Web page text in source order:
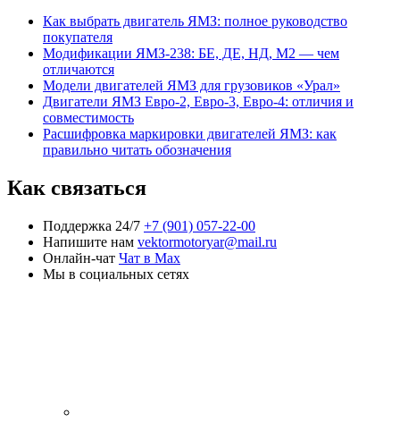
Как выбрать двигатель ЯМЗ: полное руководство
покупателя
Модификации ЯМЗ-238: БЕ, ДЕ, НД, М2 — чем
отличаются
Модели двигателей ЯМЗ для грузовиков «Урал»
Двигатели ЯМЗ Евро-2, Евро-3, Евро-4: отличия и
совместимость
Расшифровка маркировки двигателей ЯМЗ: как
правильно читать обозначения
Как связаться
Поддержка 24/7 +7 (901) 057-22-00
Напишите нам vektormotoryar@mail.ru
Онлайн-чат Чат в Max
Мы в социальных сетях